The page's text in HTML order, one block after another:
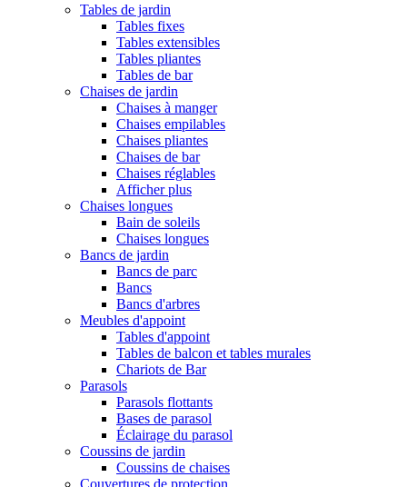
Tables de jardin
Tables fixes
Tables extensibles
Tables pliantes
Tables de bar
Chaises de jardin
Chaises à manger
Chaises empilables
Chaises pliantes
Chaises de bar
Chaises réglables
Afficher plus
Chaises longues
Bain de soleils
Chaises longues
Bancs de jardin
Bancs de parc
Bancs
Bancs d'arbres
Meubles d'appoint
Tables d'appoint
Tables de balcon et tables murales
Chariots de Bar
Parasols
Parasols flottants
Bases de parasol
Éclairage du parasol
Coussins de jardin
Coussins de chaises
Couvertures de protection